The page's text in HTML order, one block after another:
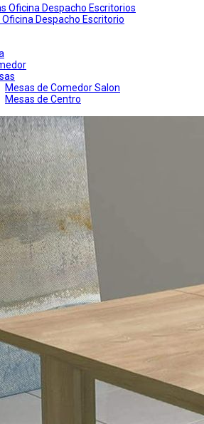
Oficina Despacho Escritorios
Oficina Despacho Escritorio
Mesas de Comedor Salon
Mesas de Centro